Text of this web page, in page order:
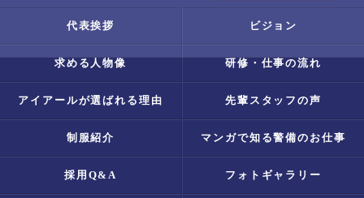
代表挨拶 ビジョン
求める人物像 研修・仕事の流れ
アイアールが選ばれる理由 先輩スタッフの声
制服紹介 マンガで知る警備のお仕事
採用Q&A フォトギャラリー